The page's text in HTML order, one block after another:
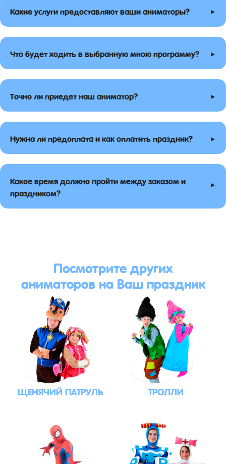
Какие услуги предоставляют ваши аниматоры? ▸
Что будет ходить в выбранную мною программу? ▸
Точно ли приедет наш аниматор? ▸
Нужна ли предоплата и как оплатить праздник? ▸
Какое время должно пройти между заказом и
праздником?
▸
Посмотрите других
аниматоров на Ваш праздник
ЩЕНЯЧИЙ ПАТРУЛЬ ТРОЛЛИ